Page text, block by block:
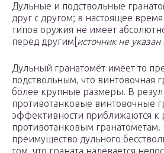
Дульные и подствольные
друг с другом; в настоящее
типов оружия не имеет
перед другим[ источник не
Дульный гранатомёт имеет то
подствольным, что винтовочная
более крупные размеры. В
противотанковые винтовочные
эффективности приближаются к
противотанковым гранатометам.
преимущество дульного
том, что граната надевается